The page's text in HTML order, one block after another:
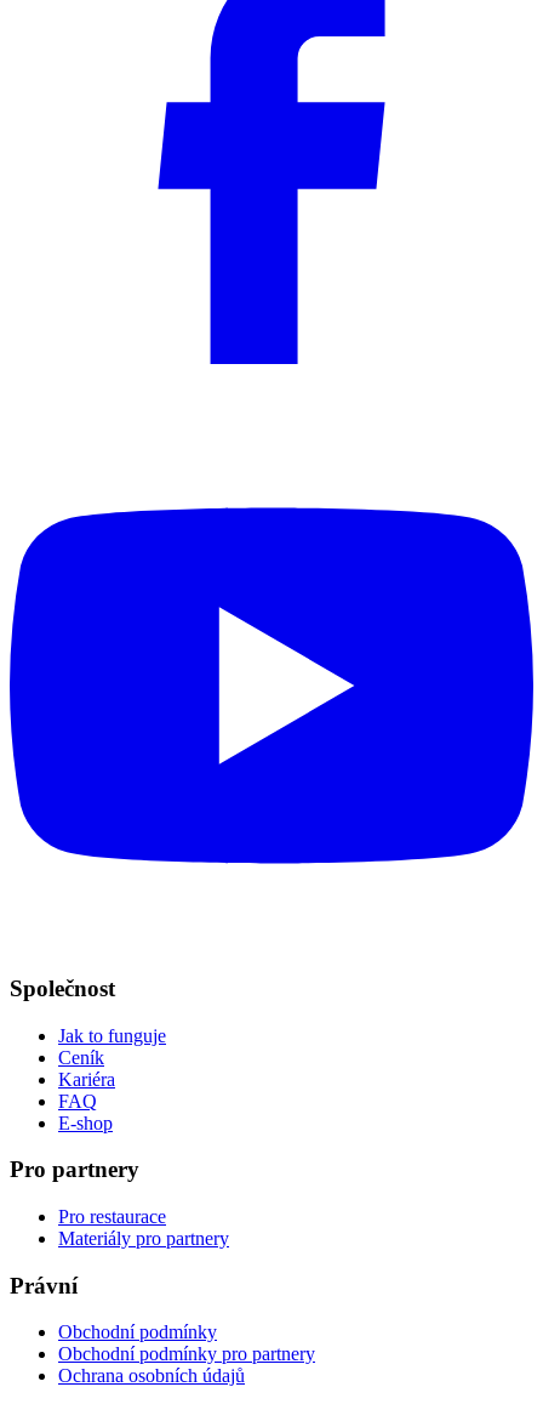
Společnost
Jak to funguje
Ceník
Kariéra
FAQ
E-shop
Pro partnery
Pro restaurace
Materiály pro partnery
Právní
Obchodní podmínky
Obchodní podmínky pro partnery
Ochrana osobních údajů